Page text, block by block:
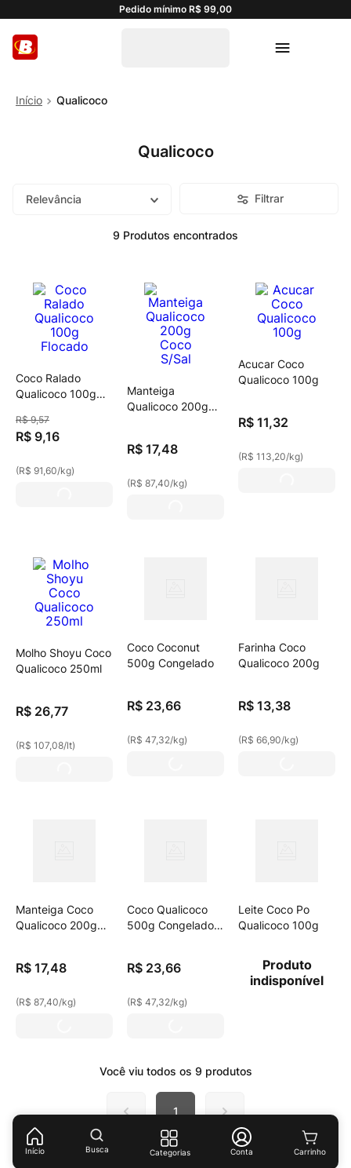
Pedido mínimo R$ 99,00
Início Busca Categorias Conta
Qualicoco
Qualicoco
Relevância Filtrar
9 Produtos
Coco Ralado
Qualicoco 100g
R$ 9,57
R$ 9,16
(R$ 91,60/kg)
Manteiga
Qualicoco 200g
R$ 17,48
(R$ 87,40/kg)
Acucar Coco
Qualicoco 100g
R$ 11,32
(R$ 113,20/kg)
Molho Shoyu Coco
Qualicoco 250ml
R$ 26,77
(R$ 107,08/lt)
Coco Coconut
500g Congelado
R$ 23,66
(R$ 47,32/kg)
Farinha Coco
Qualicoco 200g
R$ 13,38
(R$ 66,90/kg)
Manteiga Coco
Qualicoco 200g
R$ 17,48
(R$ 87,40/kg)
Coco Qualicoco
500g Congelado
R$ 23,66
(R$ 47,32/kg)
Leite Coco Po
Qualicoco 100g
Produto
indisponível
Você viu todos os 9 produtos
1